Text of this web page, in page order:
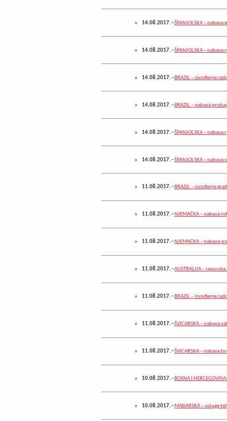
14.08.2017.-ŠPANJOLSKA –
14.08.2017.-ŠPANJOLSKA –
14.08.2017.- BRAZIL – izvođenje
14.08.2017.- BRAZIL – nabava
14.08.2017.-ŠPANJOLSKA –
14.08.2017.-ŠPANJOLSKA – nabava
11.08.2017.-BRAZIL – izvođenje
11.08.2017.-NJEMAČKA – nabava
11.08.2017.-NJEMAČKA – nabava
11.08.2017.-AUSTRALIJA –
11.08.2017.-BRAZIL – izvođenje
11.08.2017.-ŠVICARSKA – nabava
11.08.2017.-ŠVICARSKA – nabava
10.08.2017.- BOSNA I
10.08.2017.- MAĐARSKA – usluge